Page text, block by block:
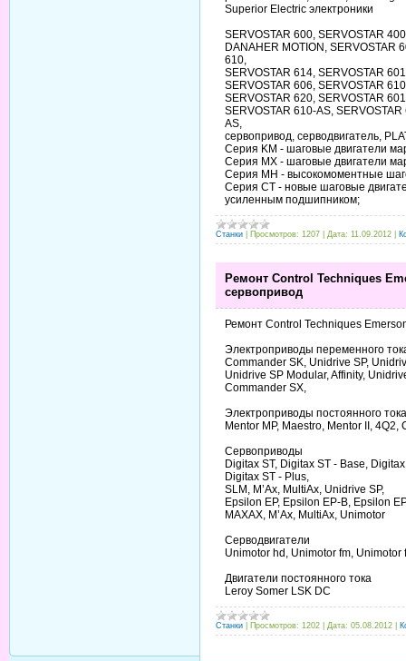
Superior Electric электроники
SERVOSTAR 600, SERVOSTAR
DANAHER MOTION, SERVOSTAR
610,
SERVOSTAR 614, SERVOSTAR
SERVOSTAR 606, SERVOSTAR
SERVOSTAR 620, SERVOSTAR
SERVOSTAR 610-AS,
AS,
сервопривод, серводвигатель,
Серия KM - шаговые двигатели
Серия MX - шаговые двигатели
Серия MH - высокомоментные
Серия CT - новые шаговые
усиленным подшипником;
Станки Просмотров: 1207 Дата: 11.09.2012
Ремонт Control Techniques
сервопривод
Ремонт Control Techniques
Электроприводы переменного
Commander SK, Unidrive SP,
Unidrive SP Modular, Affinity,
Commander SX,
Электроприводы постоянного тока
Mentor MP, Maestro, Mentor II, 4Q2,
Сервоприводы
Digitax ST, Digitax ST - Base,
Digitax ST - Plus,
SLM, M’Ax, MultiAx, Unidrive SP,
Epsilon EP, Epsilon EP-B, Epsilon
MAXAX, M’Ax, MultiAx, Unimotor
Серводвигатели
Unimotor hd, Unimotor fm, Unimotor
Двигатели постоянного тока
Leroy Somer LSK DC
Станки Просмотров: 1202 Дата: 05.08.2012